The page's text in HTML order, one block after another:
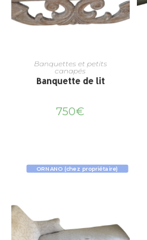
Banquettes et petits
canapés
Banquette de lit
750€
ORNANO (chez propriétaire)